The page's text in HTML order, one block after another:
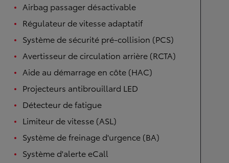
Airbag passager désactivable
Régulateur de vitesse adaptatif
Système de sécurité pré-collision (PCS)
Avertisseur de circulation arrière (RCTA)
Aide au démarrage en côte (HAC)
Projecteurs antibrouillard LED
Détecteur de fatigue
Limiteur de vitesse (ASL)
Système de freinage d'urgence (BA)
Système d'alerte eCall